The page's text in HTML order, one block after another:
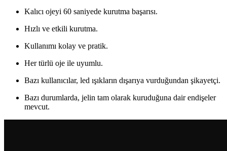
Kalıcı ojeyi 60 saniyede kurutma başarısı.
Hızlı ve etkili kurutma.
Kullanımı kolay ve pratik.
Her türlü oje ile uyumlu.
Bazı kullanıcılar, led ışıkların dışarıya vurduğundan şikayetçi.
Bazı durumlarda, jelin tam olarak kuruduğuna dair endişeler
mevcut.